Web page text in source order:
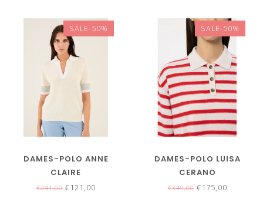
SALE-50%
DAMES-POLO ANNE
CLAIRE
€241,00€121,00
SALE-50%
DAMES-POLO LUISA
CERANO
€349,00€175,00